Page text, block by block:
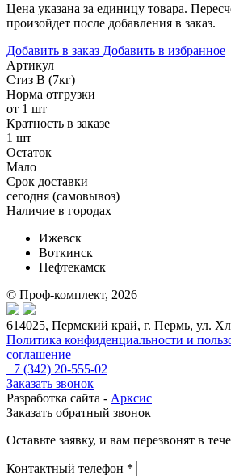
Цена указана за единицу товара.
произойдет после добавления в заказ.
Добавить в заказ Добавить в избранное
Артикул
Стиз В (7кг)
Норма отгрузки
от 1 шт
Кратность в заказе
1 шт
Остаток
Мало
Срок доставки
cегодня (самовывоз)
Наличие в городах
Ижевск
Воткинск
Нефтекамск
© Проф-комплект, 2026
614025, Пермский край, г. Пермь, ул.
Политика конфиденциальности и
соглашение
+7 (342) 20-555-02
Заказать звонок
Разработка сайта - Арксис
Заказать обратный звонок
Оставьте заявку, и вам перезвонят в
Контактный телефон *